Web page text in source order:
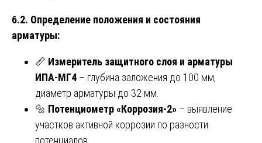
6.2. Определение положения и состояния
арматуры:
📏 Измеритель защитного слоя и арматуры
ИПА-МГ4 – глубина заложения до 100 мм,
диаметр арматуры до 32 мм.
🔩 Потенциометр «Коррозия-2» – выявление
участков активной коррозии по разности
потенциалов.